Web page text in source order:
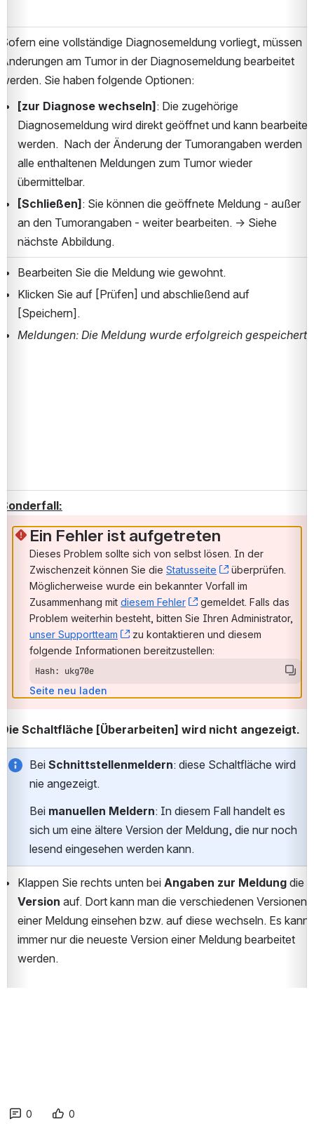
Sofern eine vollständige Diagnosemeldung vorliegt, müssen
Änderungen am Tumor in der Diagnosemeldung bearbeitet
werden. Sie haben folgende Optionen:
[zur Diagnose wechseln] : Die zugehörige
Diagnosemeldung wird direkt geöffnet und kann bearbeitet
werden.  Nach der Änderung der Tumorangaben werden
alle enthaltenen Meldungen zum Tumor wieder
übermittelbar.
[Schließen] : Sie können die geöffnete Meldung - außer
an den Tumorangaben - weiter bearbeiten. → Siehe
nächste Abbildung.
Bearbeiten Sie die Meldung wie gewohnt.
Klicken Sie auf [Prüfen] und abschließend auf
[Speichern].
Meldungen: Die Meldung wurde erfolgreich gespeichert.
Sonderfall:
Ein Fehler ist aufgetreten
Dieses Problem sollte sich von selbst lösen. In der
Zwischenzeit können Sie die Statusseite , (opens new
überprüfen.
Möglicherweise wurde ein bekannter Vorfall im
Zusammenhang mit diesem Fehler , (opens new window)
gemeldet. Falls das
unser Supportteam
, (opens new window)
zu kontaktieren und diesem
folgende Informationen bereitzustellen:
Hash: ukg70e
Seite neu laden
Die Schaltfläche [Überarbeiten] wird nicht angezeigt.
Bei Schnittstellenmeldern: diese Schaltfläche wird
nie angezeigt.
Bei manuellen Meldern: In diesem Fall handelt es
sich um eine ältere Version der Meldung, die nur noch
lesend eingesehen werden kann.
Klappen Sie rechts unten bei Angaben zur Meldung
Version auf. Dort kann man die verschiedenen Versionen
einer Meldung einsehen bzw. auf diese wechseln. Es kann
immer nur die neueste Version einer Meldung bearbeitet
werden.
0 0